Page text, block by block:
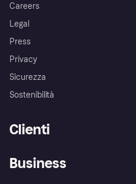
Careers
Legal
Press
Privacy
Sicurezza
Sostenibilità
Clienti
Business